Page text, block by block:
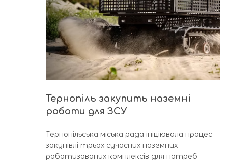
Тернопіль закупить наземні
роботи для ЗСУ
Тернопільська міська рада ініціювала процес
закупівлі трьох сучасних наземних
роботизованих комплексів для потреб